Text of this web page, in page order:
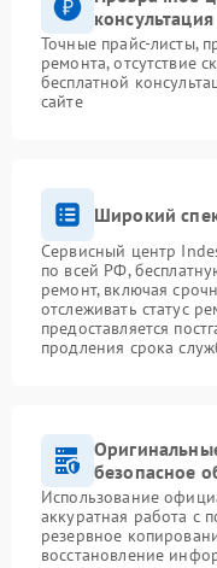
консультация
Точные прайс-листы,
ремонта, отсутствие
бесплатной
сайте
Широкий
Сервисный центр
по всей РФ,
ремонт, включая
отслеживать статус
предоставляется
продления срока
безопасное
Использование
аккуратная работа с
резервное
восстановление